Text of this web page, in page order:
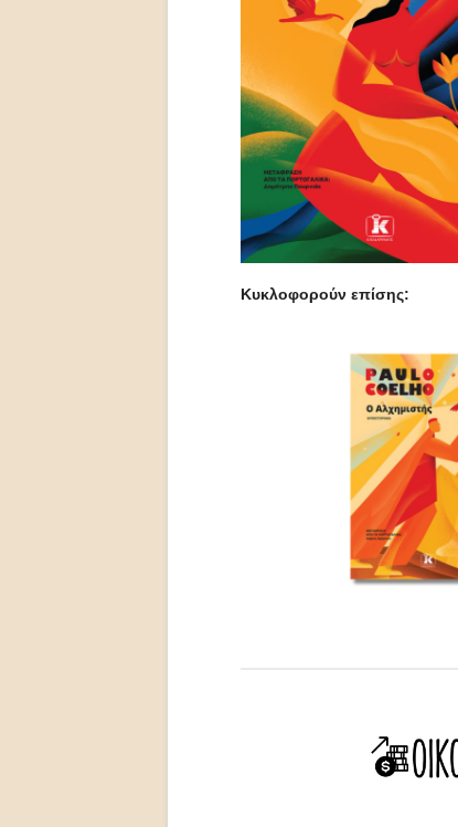
Κυκλοφορούν επίσης: